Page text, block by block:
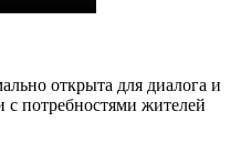
открыта для диалога и
с потребностями жителей